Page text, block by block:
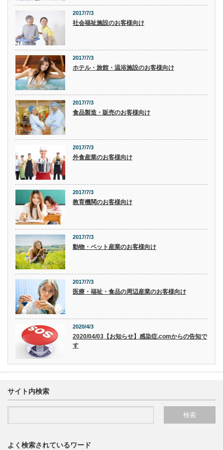
2017/7/3
社会福祉施設のお客様向け
2017/7/3
ホテル・旅館・温浴施設のお客様向け
2017/7/3
食品製造・販売のお客様向け
2017/7/3
外食産業のお客様向け
2017/7/3
教育機関のお客様向け
2017/7/3
動物・ペット産業のお客様向け
2017/7/3
医療・福祉・食品の周辺産業のお客様向け
2020/4/3
2020/04/03【お知らせ】感染症.comからの告知で
す
サイト内検索
よく検索されているワード